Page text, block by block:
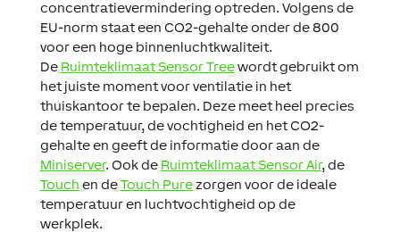
concentratievermindering optreden. Volgens de
EU-norm staat een CO2-gehalte onder de 800
voor een hoge binnenluchtkwaliteit.
De Ruimteklimaat Sensor Treewordt gebruikt om
het juiste moment voor ventilatie in het
thuiskantoor te bepalen. Deze meet heel precies
de temperatuur, de vochtigheid en het CO2-
gehalte en geeft de informatie door aan de
Miniserver. Ook de Ruimteklimaat Sensor Air, de
Touch en deTouch Purezorgen voor de ideale
temperatuur en luchtvochtigheid op de
werkplek.